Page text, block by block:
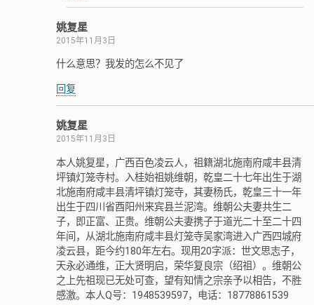
姚复星
2015年11月3日
什么意思？我发的怎么不见了
回复
姚复星
2015年11月3日
本人姚复星，广西百色凌云人，祖籍湖北施南府咸丰县清
坪镇灯笼寺村。入桂始祖姚维朝，乾皇二十七年出生于湖
北施南府咸丰县清坪镇灯笼寺，其妻杨氏，乾皇三十一年
出生于四川省酉阳州来宾县兰泥湾。维朝公夫妻共生二
子，即正富、正贵。维朝公夫妻携子于道光二十至二十四
年间，从湖北施南府咸丰县灯笼寺吴家湾进入广西四城府
凌云县，距今约180年左右。现用20字派：世文思志子，
天永必通维，正大贤明启，荣华复良宗（绍祖）。维朝公
之上先祖现已无处可查，望有知情之宗亲予以相告，不胜
感激。本人Q号：1948539597，电话：18778861539